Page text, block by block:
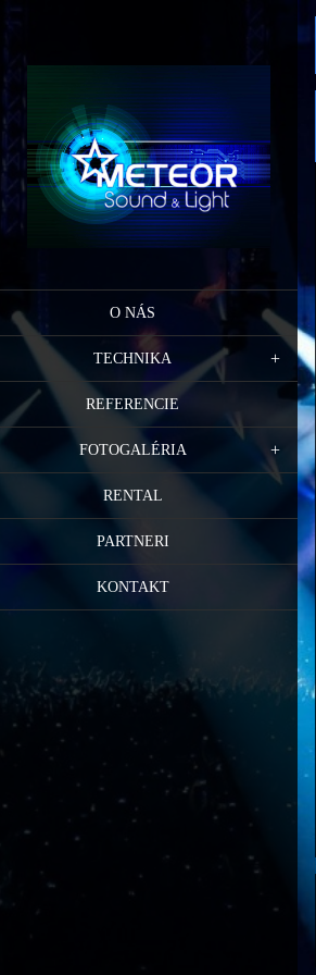
O NÁS
TECHNIKA
REFERENCIE
FOTOGALÉRIA
RENTAL
PARTNERI
KONTAKT